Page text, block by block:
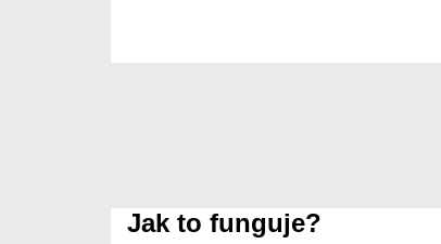
Jak to funguje?